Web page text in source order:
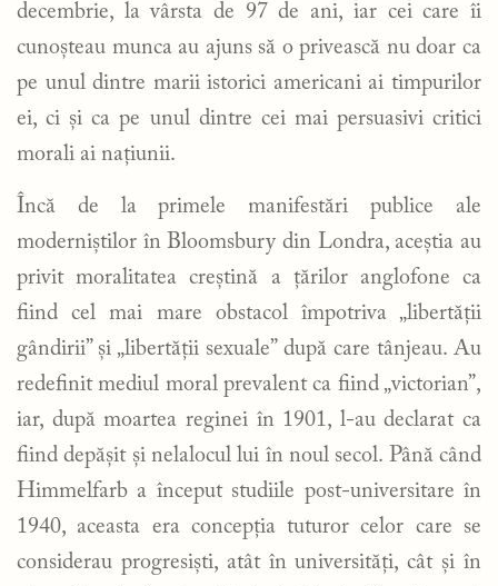
decembrie, la vârsta de 97 de ani, iar cei care îi
cunoșteau munca au ajuns să o privească nu doar ca
pe unul dintre marii istorici americani ai timpurilor
ei, ci și ca pe unul dintre cei mai persuasivi critici
morali ai națiunii.
Încă de la primele manifestări publice ale
moderniștilor în Bloomsbury din Londra, aceștia au
privit moralitatea creștină a țărilor anglofone ca
fiind cel mai mare obstacol împotriva „libertății
gândirii” și „libertății sexuale” după care tânjeau. Au
redefinit mediul moral prevalent ca fiind „victorian”,
iar, după moartea reginei în 1901, l-au declarat ca
fiind depășit și nelalocul lui în noul secol. Până când
Himmelfarb a început studiile post-universitare în
1940, aceasta era concepția tuturor celor care se
considerau progresiști, atât în universități, cât și în